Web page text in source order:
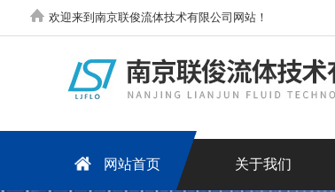
欢迎来到南京联俊流体技术有限公司网站！
网站首页 关于我们